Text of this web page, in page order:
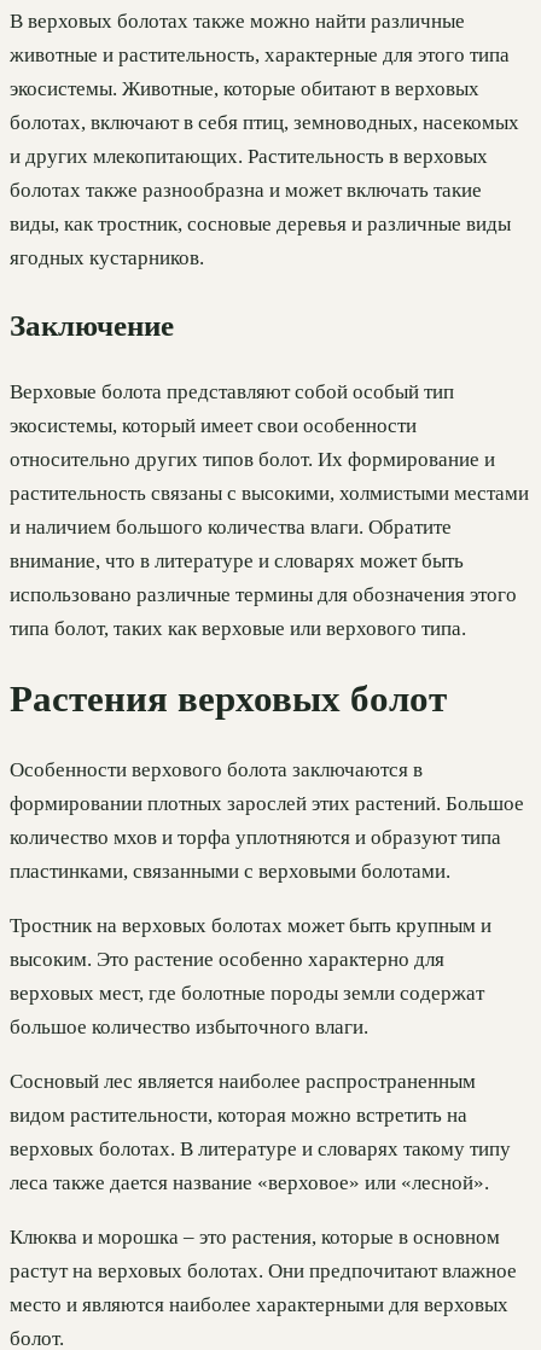
В верховых болотах также можно найти различные
животные и растительность, характерные для этого типа
экосистемы. Животные, которые обитают в верховых
болотах, включают в себя птиц, земноводных, насекомых
и других млекопитающих. Растительность в верховых
болотах также разнообразна и может включать такие
виды, как тростник, сосновые деревья и различные виды
ягодных кустарников.
Заключение
Верховые болота представляют собой особый тип
экосистемы, который имеет свои особенности
относительно других типов болот. Их формирование и
растительность связаны с высокими, холмистыми местами
и наличием большого количества влаги. Обратите
внимание, что в литературе и словарях может быть
использовано различные термины для обозначения этого
типа болот, таких как верховые или верхового типа.
Растения верховых болот
Особенности верхового болота заключаются в
формировании плотных зарослей этих растений. Большое
количество мхов и торфа уплотняются и образуют типа
пластинками, связанными с верховыми болотами.
Тростник на верховых болотах может быть крупным и
высоким. Это растение особенно характерно для
верховых мест, где болотные породы земли содержат
большое количество избыточного влаги.
Сосновый лес является наиболее распространенным
видом растительности, которая можно встретить на
верховых болотах. В литературе и словарях такому типу
леса также дается название «верховое» или «лесной».
Клюква и морошка – это растения, которые в основном
растут на верховых болотах. Они предпочитают влажное
место и являются наиболее характерными для верховых
болот.